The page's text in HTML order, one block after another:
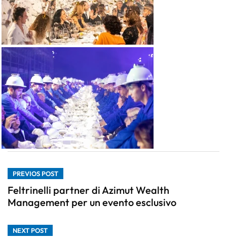
PREVIOS POST
Feltrinelli partner di Azimut Wealth
Management per un evento esclusivo
NEXT POST